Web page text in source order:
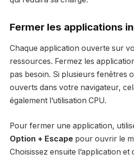
Fermer les applications
Chaque application ouverte sur
ressources. Fermez les
pas besoin. Si plusieurs fenêtres
ouverts dans votre navigateur,
également l’utilisation CPU.
Pour fermer une application,
Option + Escape pour ouvrir le
Choisissez ensuite l’application et